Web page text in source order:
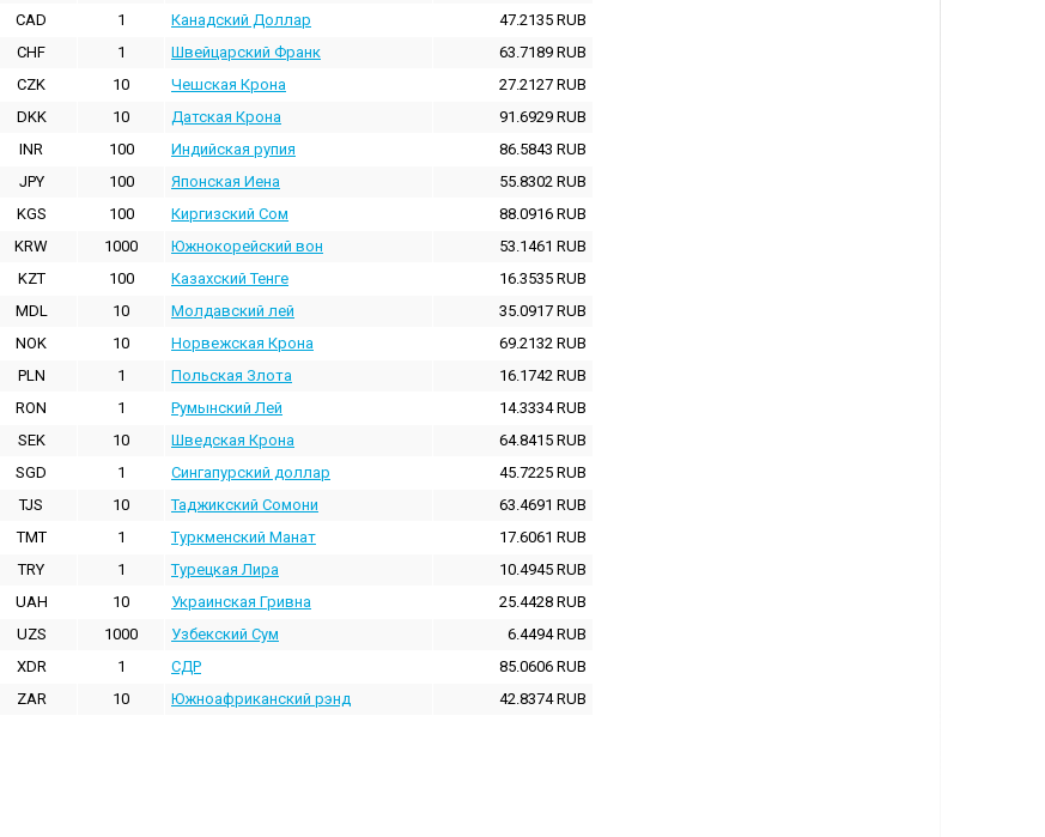
CAD
1 Канадский Доллар 47.2135 RUB
CHF
1 Швейцарский Франк 63.7189 RUB
CZK
10 Чешская Крона 27.2127 RUB
DKK
10 Датская Крона 91.6929 RUB
INR
100 Индийская pупия 86.5843 RUB
JPY
100 Японская Иена 55.8302 RUB
KGS
100 Киргизский Сом 88.0916 RUB
KRW
1000 Южнокорейский вон 53.1461 RUB
KZT
100 Казахский Тенге 16.3535 RUB
MDL
10 Молдавский лей 35.0917 RUB
NOK
10 Норвежская Крона 69.2132 RUB
PLN
1 Польская Злота 16.1742 RUB
RON
1 Румынский Лей 14.3334RUB
SEK
10 Шведская Крона 64.8415 RUB
SGD
1 Сингапурский доллар 45.7225 RUB
TJS
10 Таджикский Сомони 63.4691 RUB
TMT
1 Туркменский Манат 17.6061 RUB
TRY
1 Турецкая Лира 10.4945 RUB
UAH
10 Украинская Гривна 25.4428 RUB
UZS
1000 Узбекский Сум 6.4494RUB
XDR
1 СДР 85.0606 RUB
ZAR
10 Южноафриканский рэнд 42.8374RUB